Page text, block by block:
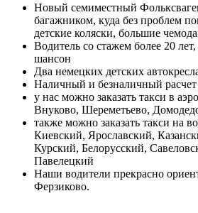
Новый семиместный
багажником, куда без проблем
детские коляски, большие
Водитель со стажем более 20
шансон
Два немецких детских
Наличный и безналичный расчет
у нас можно заказать такси в
Внуково, Шереметьево,
также можно заказать такси на
Киевский, Ярославский,
Курский, Белорусский,
Павелецкий
Наши водители прекрасно
Ферзиково.